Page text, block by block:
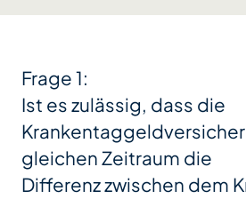
Frage 1:
Ist es zulässig, dass die
gleichen Zeitraum die
Differenz zwischen dem